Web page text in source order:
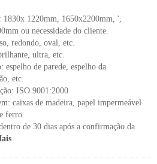
1830x 1220mm, 1650x2200mm, ',
ou necessidade do cliente.
redondo, oval, etc.
ultra, etc.
espelho de parede, espelho da
etc.
ISO 9001:2000
caixas de madeira, papel impermeável
ferro.
de 30 dias após a confirmação da